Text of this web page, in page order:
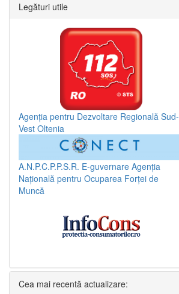
Legături utile
Agenția pentru Dezvoltare Regională Sud-
Vest Oltenia
A.N.P.C.P.P.S.R. E-guvernare Agenția
Națională pentru Ocuparea Forței de
Muncă
Cea mai recentă actualizare: